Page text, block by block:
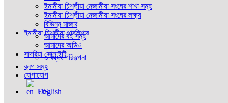
ইমামীয়া চিশ্‌তীয়া নেজামীয়া সংঘের শাখা সমূহ
ইমামীয়া চিশ্‌তীয়া নেজামীয়া সংঘের লক্ষ্য
বিভিন্ন মাজার
ইমামীয়া চিশ্‌তীয়া পাবলিশার
আমাদের বই সমূহ
আমাদের অডিও
সাদরিয়া সোসাইটি
ভবিষ্যৎ পরিকল্পনা
ব্লগ সমূহ
যোগাযোগ
English